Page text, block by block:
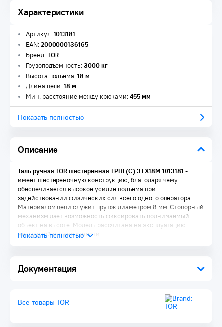
Характеристики
Описание
Документация
Артикул:1013181
EAN:2000000136165
Бренд:TOR
Грузоподъемность:3000 кг
Высота подъема:18 м
Длина цепи:18 м
Мин. расстояние между крюками:455 мм
Показать полностью
Таль ручная TOR шестеренная ТРШ (C) 3ТХ18М 1013181 -
имеет шестереночную конструкцию, благодаря чему
обеспечивается высокое усилие подъема при
задействовании физических сил всего одного оператора.
Материалом цепи служит пруток диаметром 8 мм. Стопорный
механизм дает возможность фиксировать поднимаемый
объект на высоте. Модель рассчитана на эксплуатацию
невысокой интенсивности.
Все товары TOR